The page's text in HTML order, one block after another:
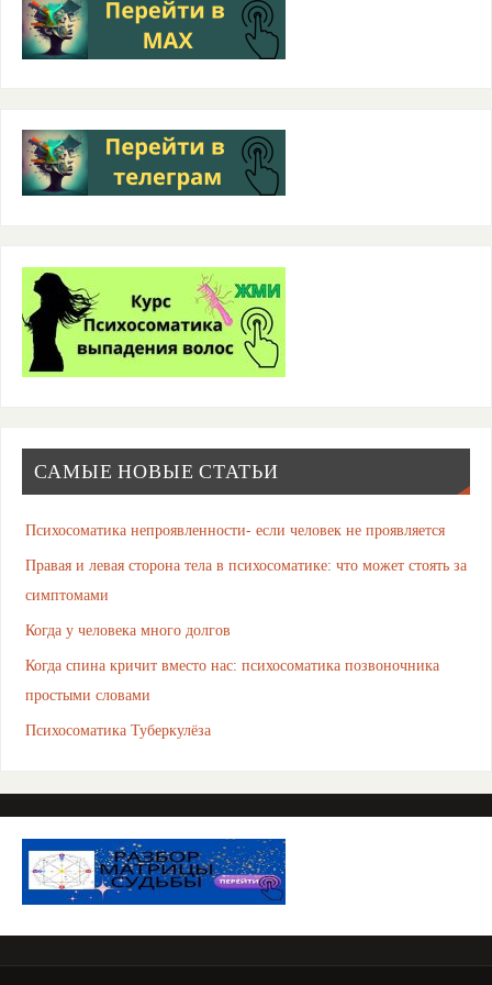
САМЫЕ НОВЫЕ СТАТЬИ
Психосоматика непроявленности- если человек не проявляется
Правая и левая сторона тела в психосоматике: что может стоять за
симптомами
Когда у человека много долгов
Когда спина кричит вместо нас: психосоматика позвоночника
простыми словами
Психосоматика Туберкулёза